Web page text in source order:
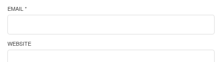
EMAIL *
WEBSITE